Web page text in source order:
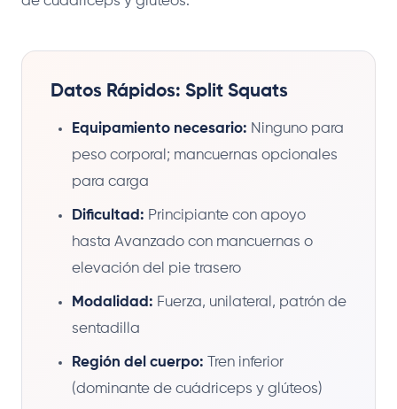
Datos Rápidos: Split Squats
Equipamiento necesario: Ninguno para
peso corporal; mancuernas opcionales
para carga
Dificultad: Principiante con apoyo
hasta Avanzado con mancuernas o
elevación del pie trasero
Modalidad: Fuerza, unilateral, patrón de
sentadilla
Región del cuerpo: Tren inferior
(dominante de cuádriceps y glúteos)